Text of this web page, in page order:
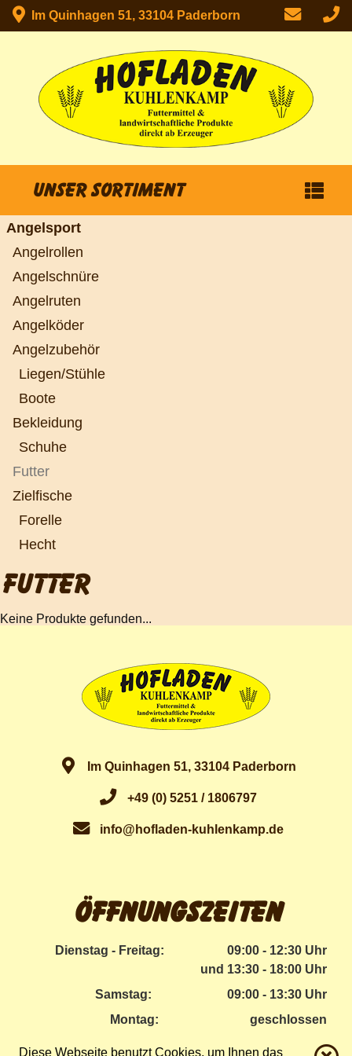
Im Quinhagen 51, 33104 Paderborn
Unser Sortiment
Angelsport
Angelrollen
Angelschnüre
Angelruten
Angelköder
Angelzubehör
Liegen/Stühle
Boote
Bekleidung
Schuhe
Futter
Zielfische
Forelle
Hecht
FUTTER
Keine Produkte gefunden...
Im Quinhagen 51, 33104 Paderborn
+49 (0) 5251 / 1806797
info@hofladen-kuhlenkamp.de
Öffnungszeiten
Dienstag - Freitag:
09:00 - 12:30 Uhr
und 13:30 - 18:00 Uhr
Samstag:
09:00 - 13:30 Uhr
Montag:
geschlossen
Diese Webseite benutzt Cookies, um Ihnen das